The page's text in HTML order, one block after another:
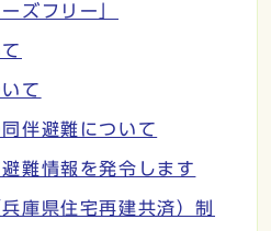
ズフリー」
て
伴避難について
難情報を発令します
庫県住宅再建共済）制